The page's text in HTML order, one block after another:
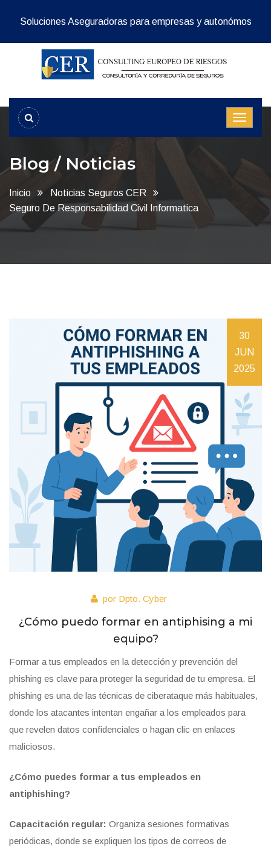
Soluciones Aseguradoras para empresas y autonómos
Blog / Noticias
Inicio
Noticias Seguros CER
Seguro De Responsabilidad Civil Informatica
30
JUN
2025
por Dpto. Cyber
¿Cómo puedo formar en antiphising a mi
equipo?
Formar a tus empleados en la detección y prevención del
phishing es clave para proteger la seguridad de tu empresa. El
phishing es una de las técnicas de ciberataque más habituales,
donde los atacantes intentan engañar a los empleados para
que revelen datos confidenciales o hagan clic en enlaces
maliciosos.
¿Cómo puedes formar a tus empleados en
antiphishing?
Capacitación regular: Organiza sesiones formativas
periódicas, donde se expliquen los tipos de correos de